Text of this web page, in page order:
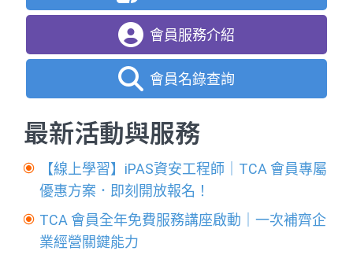
會員服務介紹
會員名錄查詢
最新活動與服務
【線上學習】iPAS資安工程師｜TCA 會員專屬
優惠方案．即刻開放報名！
TCA 會員全年免費服務講座啟動｜一次補齊企
業經營關鍵能力